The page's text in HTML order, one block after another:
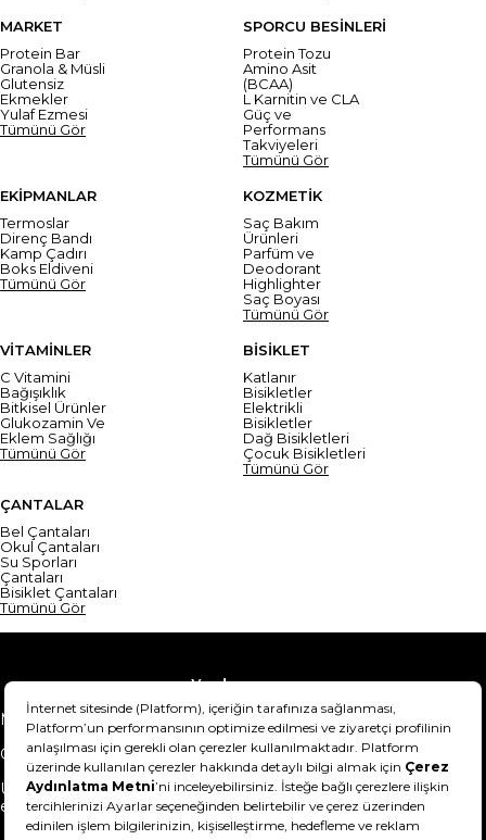
MARKET
Protein Bar
Granola & Müsli
Glutensiz
Ekmekler
Yulaf Ezmesi
Tümünü Gör
SPORCU BESİNLERİ
Protein Tozu
Amino Asit
(BCAA)
L Karnitin ve CLA
Güç ve
Performans
Takviyeleri
Tümünü Gör
EKİPMANLAR
Termoslar
Direnç Bandı
Kamp Çadırı
Boks Eldiveni
Tümünü Gör
KOZMETİK
Saç Bakım
Ürünleri
Parfüm ve
Deodorant
Highlighter
Saç Boyası
Tümünü Gör
VİTAMİNLER
C Vitamini
Bağışıklık
Bitkisel Ürünler
Glukozamin Ve
Eklem Sağlığı
Tümünü Gör
BİSİKLET
Katlanır
Bisikletler
Elektrikli
Bisikletler
Dağ Bisikletleri
Çocuk Bisikletleri
Tümünü Gör
ÇANTALAR
Bel Çantaları
Okul Çantaları
Su Sporları
Çantaları
Bisiklet Çantaları
Tümünü Gör
Yardım
Mesafeli Satış Sözleşmesi
Teslimat Bilgisi
Gizlilik Sözleşmesi
Şartlar & Koşullar
Ürünümü nasıl iade
edebilirim?
Hakkımızda